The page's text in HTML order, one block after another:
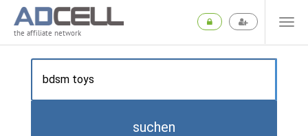
the affiliate network
suchen